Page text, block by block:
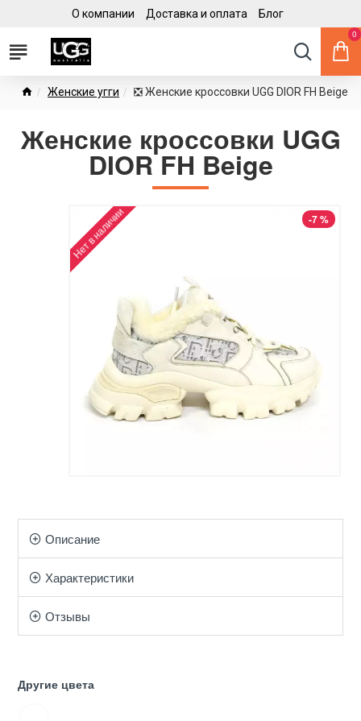
О компании Доставка и оплата Блог
0
Женские угги ❎ Женские кроссовки UGG DIOR FH Beige
Женские кроссовки UGG
DIOR FH Beige
-7 %
Нет в наличии
Описание
Характеристики
Отзывы
Другие цвета